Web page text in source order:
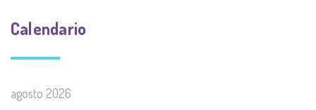
Calendario
agosto 2026